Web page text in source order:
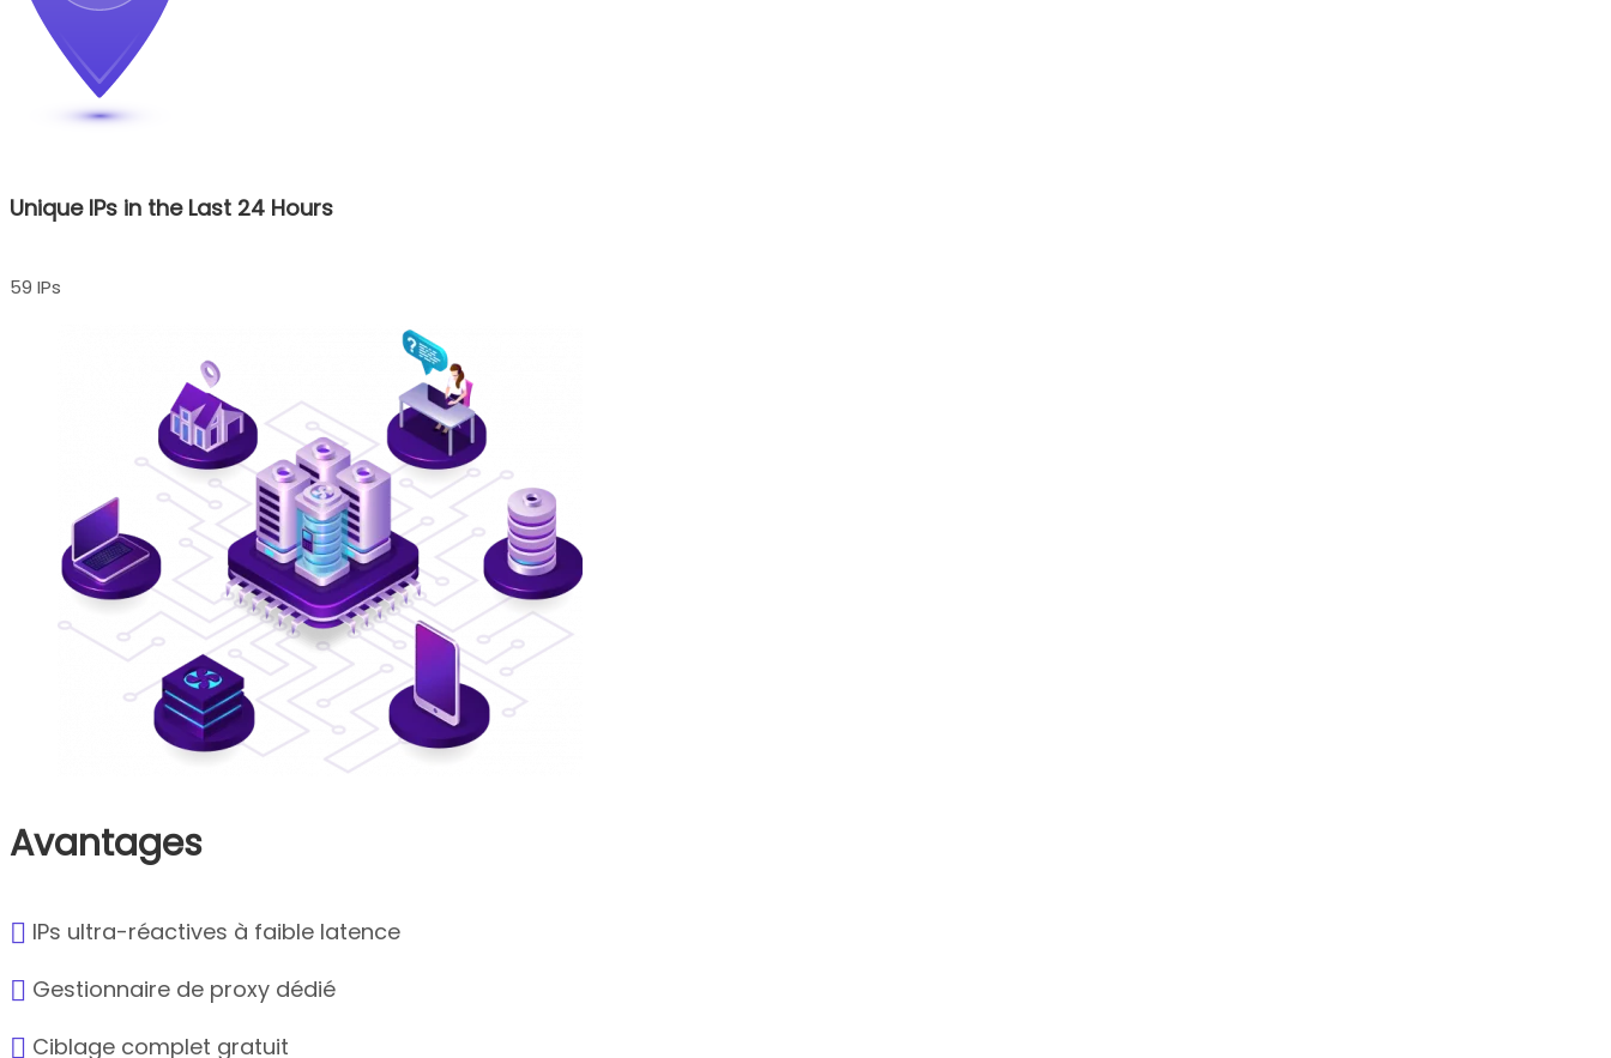
Unique IPs in the Last 24 Hours
59 IPs
Avantages
IPs ultra-réactives à faible latence
Gestionnaire de proxy dédié
Ciblage complet gratuit